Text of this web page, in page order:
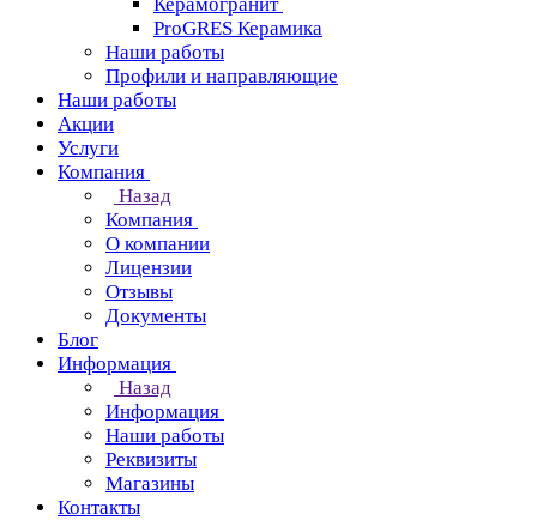
ProGRES Керамика
Наши работы
Профили и направляющие
Наши работы
Акции
Услуги
Компания
Назад
Компания
О компании
Лицензии
Отзывы
Документы
Блог
Информация
Назад
Информация
Наши работы
Реквизиты
Магазины
Контакты